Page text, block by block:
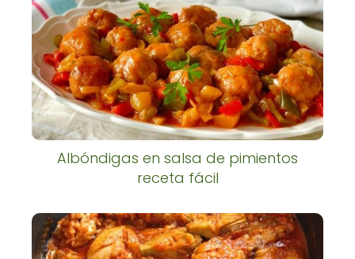
Albóndigas en salsa de pimientos
receta fácil